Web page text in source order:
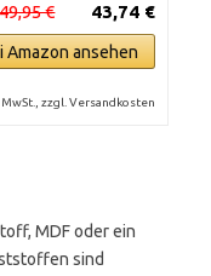
43,74 €
49,95 €
Amazon ansehen
zzgl. Versandkosten
MDF oder ein
sind